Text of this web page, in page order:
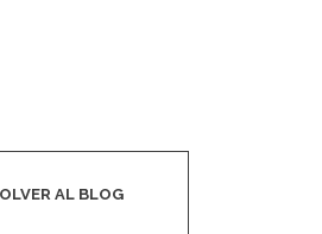
AL BLOG